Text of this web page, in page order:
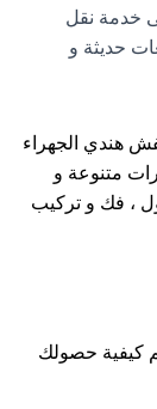
خدمة نقل
حديثة و
هندي الجهراء
متنوعة و
، فك و تركيب
كيفية حصولك